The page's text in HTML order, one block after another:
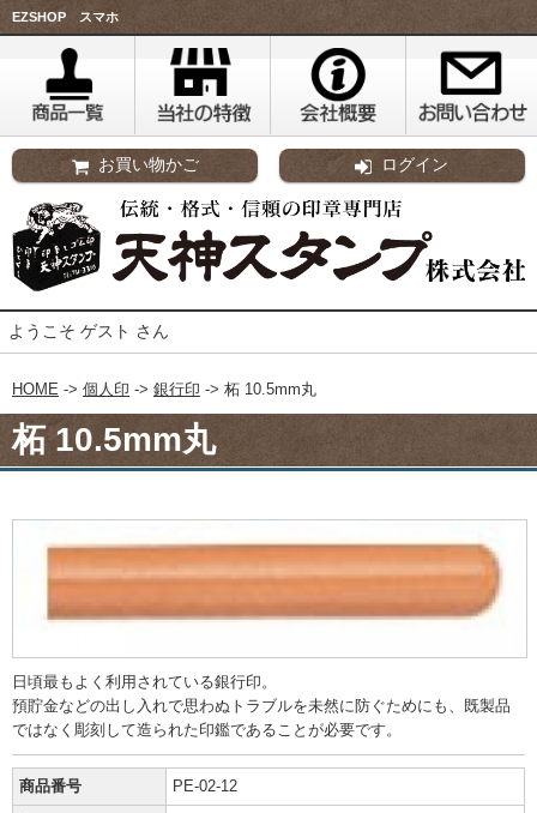
EZSHOP スマホ
お買い物かご ログイン
ようこそ ゲスト さん
HOME -> 個人印 -> 銀行印 -> 柘 10.5mm丸
柘 10.5mm丸
日頃最もよく利用されている銀行印。
預貯金などの出し入れで思わぬトラブルを未然に防ぐためにも、既製品
ではなく彫刻して造られた印鑑であることが必要です。
商品番号 PE-02-12